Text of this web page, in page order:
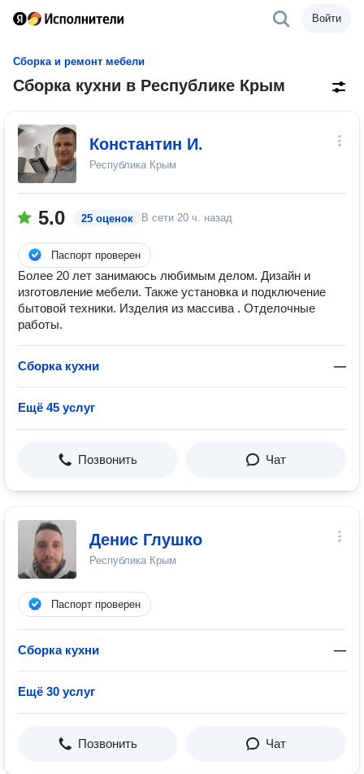
Войти
Сборка и ремонт мебели
Сборка кухни в Республике Крым
Константин И.
Республика Крым
5.0 25 оценок В сети 20 ч. назад
Паспорт проверен
Более 20 лет занимаюсь любимым делом. Дизайн и
изготовление мебели. Также установка и подключение
бытовой техники. Изделия из массива . Отделочные
работы.
Сборка кухни —
Ещё 45 услуг
Позвонить Чат
Денис Глушко
Республика Крым
Паспорт проверен
Сборка кухни —
Ещё 30 услуг
Позвонить Чат